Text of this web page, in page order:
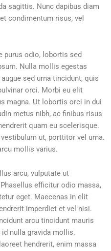
sagittis. Nunc dapibus diam
condimentum risus, vel
purus odio, lobortis sed
Nulla mollis egestas
sed urna tincidunt, quis
orci. Morbi eu elit
magna. Ut lobortis orci in dui
metus nibh, ac finibus risus
quam eu scelerisque.
ut, porttitor vel urna.
mollis varius.
arcu, vulputate ut
efficitur odio massa,
eget. Maecenas in elit
imperdiet et vel nisi.
arcu tincidunt mauris
nulla gravida mollis.
hendrerit, enim massa